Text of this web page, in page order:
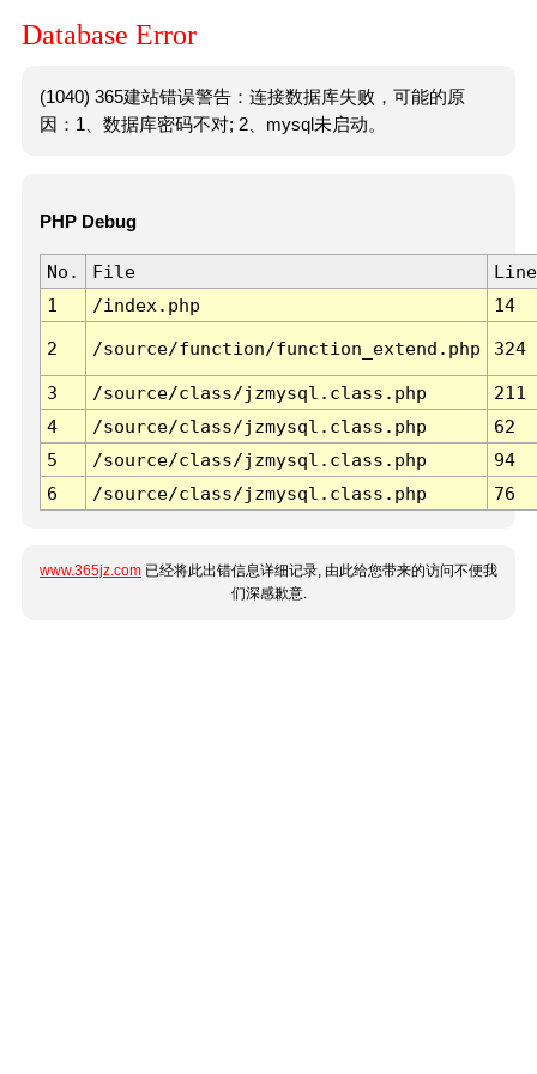
Database Error
(1040) 365建站错误警告：连接数据库失败，可能的原
因：1、数据库密码不对; 2、mysql未启动。
PHP Debug
No. File
Line
1
/index.php 14
2 /source/function/function_extend.php 324
3 /source/class/jzmysql.class.php
211
4
/source/class/jzmysql.class.php
62
5
/source/class/jzmysql.class.php
94
6
/source/class/jzmysql.class.php 76
www.365jz.com 已经将此出错信息详细记录, 由此给您带来的访问不便我
们深感歉意.